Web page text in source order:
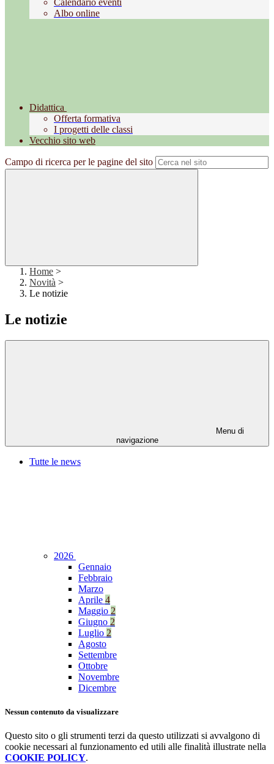
Calendario eventi
Albo online
Didattica
Offerta formativa
I progetti delle classi
Vecchio sito web
Campo di ricerca per le pagine del sito
Home >
Novità >
Le notizie
Le notizie
Menu di
navigazione
Tutte le news
2026
Gennaio
Febbraio
Marzo
Aprile 4
Maggio 2
Giugno 2
Luglio 2
Agosto
Settembre
Ottobre
Novembre
Dicembre
Nessun contenuto da visualizzare
Questo sito o gli strumenti terzi da questo utilizzati si avvalgono di
cookie necessari al funzionamento ed utili alle finalità illustrate nella
COOKIE POLICY.